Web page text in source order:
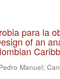
para la
of an
Manuel;